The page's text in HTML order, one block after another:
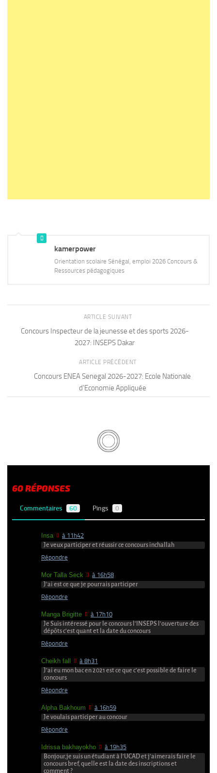
kamerpower
Orientation scolaire Sénégal, emploi 2026 Concours &
Ressources pédagogiques
ARTICLE SUIVANT
Concours Inspecteur de la jeunesse et des sports 2026-
2027: INSEPS Dakar
ARTICLE PRÉCÉDENT
Concours ENEA Senegal 2026-2027: Ecole Nationale
d’Economie Appliquée
60 RÉPONSES
Commentaires 60 Pings 0
Insa à 11h42
Je veux participer et réussir ce concours inchallah
Répondre
Mor Talla Seck à 16h58
J’ai est ce que je pourrais participer
Répondre
Manga Brigitte à 17h10
Je Suis intéressé pour le concours l’INSEPS l’ouverture des
dépôts c’est quant et la date du concours
Répondre
Cheikh fall à 8h31
J’ai eu mon bac en 2021 est ce que c’est possible de faire le
concours
Répondre
Alpha Bakhoum à 16h59
Je voulais participer au concour
Répondre
Idrissa bakhayokho à 19h35
Bonjour,je suis un étudiant à l’UCAD et j’aimerais faire le
concours bref, quelle est la date des inscriptions et
comment ?